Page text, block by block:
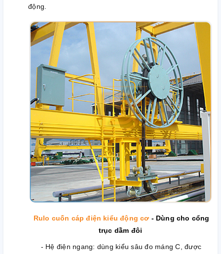
động.
Rulo cuốn cáp điện kiểu động cơ - Dùng cho cổng
trục dầm đôi
- Hệ điện ngang: dùng kiểu sâu đo máng C, được